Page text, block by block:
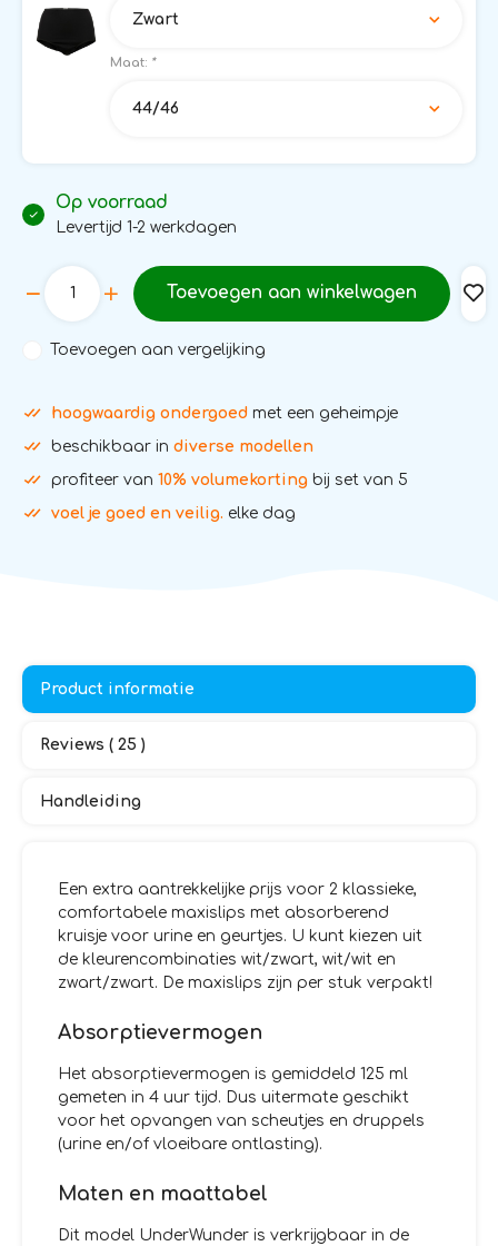
Zwart
Maat: *
44/46
Op voorraad
Levertijd 1-2 werkdagen
Toevoegen aan winkelwagen
Toevoegen aan vergelijking
hoogwaardig ondergoed met een geheimpje
beschikbaar in diverse modellen
profiteer van 10% volumekorting bij set van 5
voel je goed en veilig. elke dag
Product informatie
Reviews ( 25 )
Handleiding
Een extra aantrekkelijke prijs voor 2 klassieke,
comfortabele maxislips met absorberend
kruisje voor urine en geurtjes. U kunt kiezen uit
de kleurencombinaties wit/zwart, wit/wit en
zwart/zwart. De maxislips zijn per stuk verpakt!
Absorptievermogen
Het absorptievermogen is gemiddeld 125 ml
gemeten in 4 uur tijd. Dus uitermate geschikt
voor het opvangen van scheutjes en druppels
(urine en/of vloeibare ontlasting).
Maten en maattabel
Dit model UnderWunder is verkrijgbaar in de